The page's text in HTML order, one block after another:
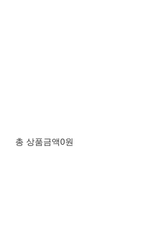
총 상품금액0원